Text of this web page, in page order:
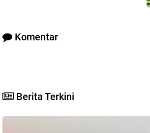
Komentar
Berita Terkini